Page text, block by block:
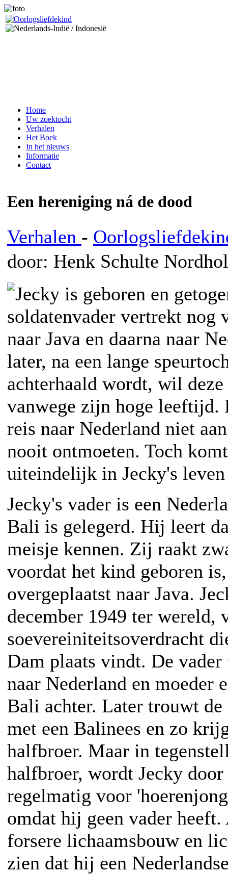
Home
Uw zoektocht
Verhalen
Het Boek
In het nieuws
Informatie
Contact
Een hereniging ná de dood
Verhalen -
door: Henk Schulte
Jecky is geboren en
soldatenvader vertrekt nog
naar Java en daarna naar
later, na een lange
achterhaald wordt, wil
vanwege zijn hoge leeftijd.
reis naar Nederland niet
nooit ontmoeten. Toch
uiteindelijk in Jecky's
Jecky's vader is een
Bali is gelegerd. Hij leert
meisje kennen. Zij raakt
voordat het kind geboren
overgeplaatst naar Java.
december 1949 ter wereld,
soevereiniteitsoverdracht
Dam plaats vindt. De
naar Nederland en moeder
Bali achter. Later trouwt de
met een Balinees en zo
halfbroer. Maar in
halfbroer, wordt Jecky
regelmatig voor
omdat hij geen vader
forsere lichaamsbouw en
zien dat hij een